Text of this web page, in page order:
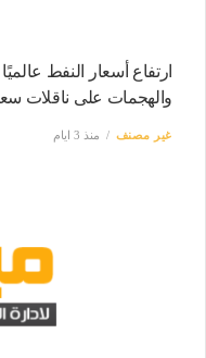
ارتفاع أسعار النفط
والهجمات على ناقلات
غير مصنف منذ 3 ايام